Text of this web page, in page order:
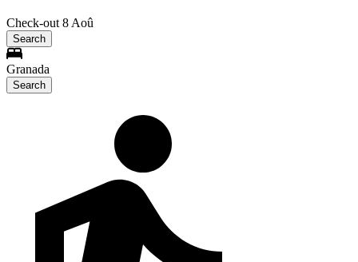
Check-out 8 Aoû
Search
Granada
Search